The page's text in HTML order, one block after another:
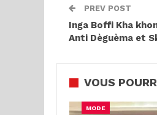
PREV POST
Inga Boffi Kha
Anti Dèguèma et
VOUS
MODE